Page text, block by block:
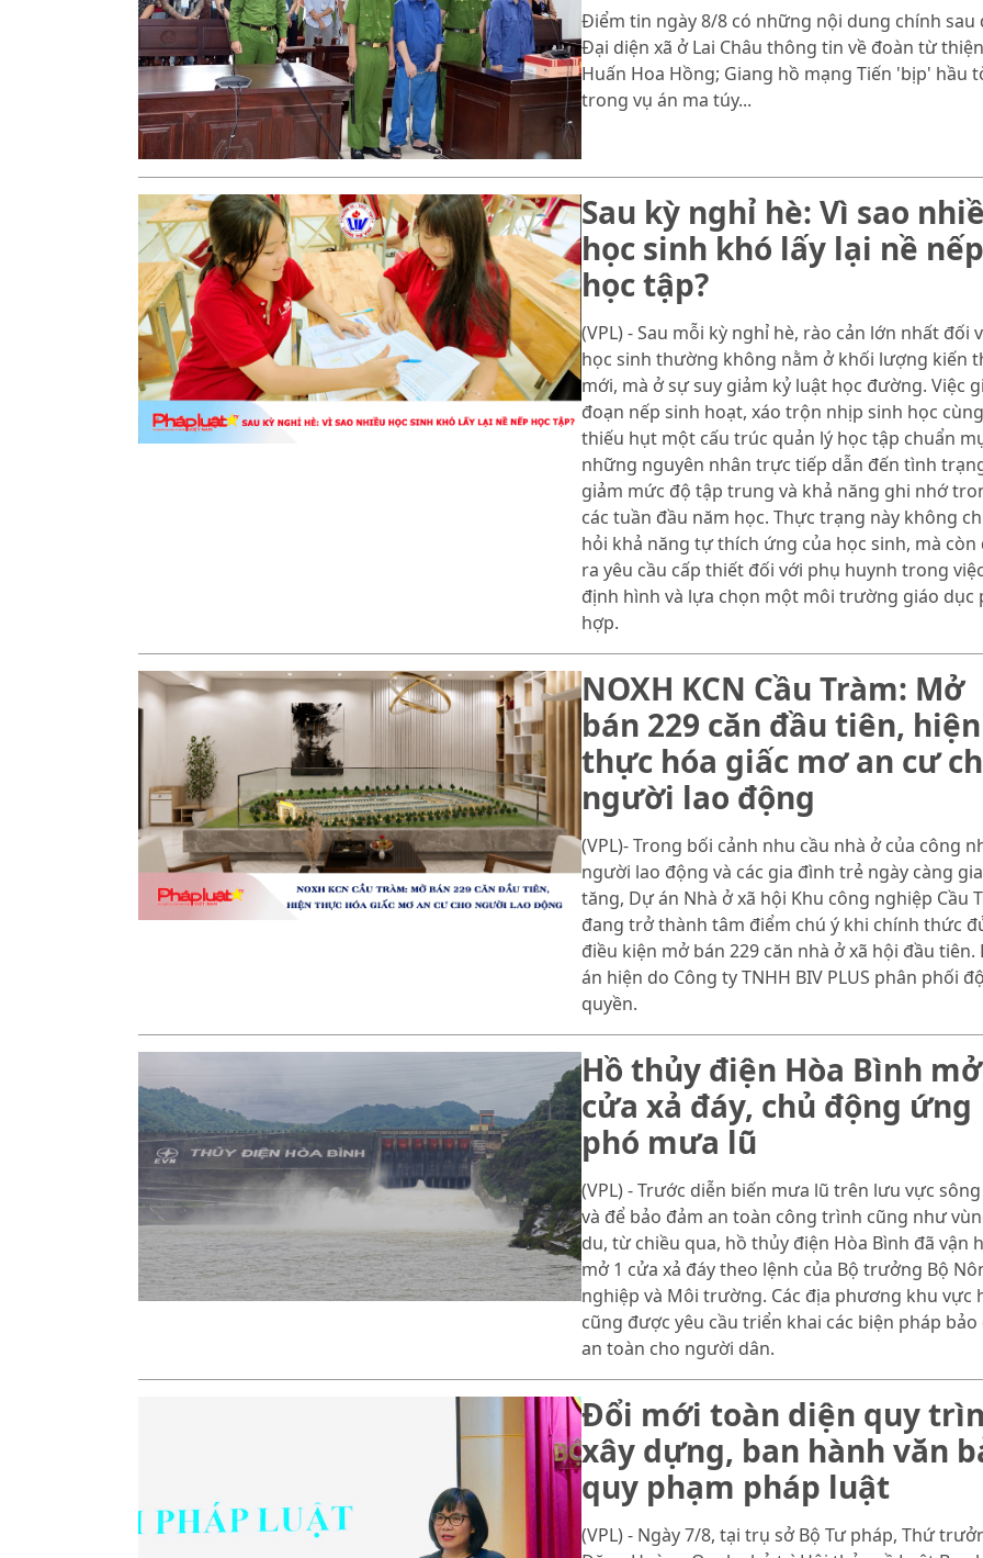
Điểm tin ngày 8/8 có những nội dung chính sau
Đại diện xã ở Lai Châu thông tin về đoàn từ
Huấn Hoa Hồng; Giang hồ mạng Tiến 'bịp' hầu
trong vụ án ma túy...
Sau kỳ nghỉ hè: Vì sao
học sinh khó lấy lại nề nếp
học tập?
(VPL) - Sau mỗi kỳ nghỉ hè, rào cản lớn nhất đối
học sinh thường không nằm ở khối lượng kiến
mới, mà ở sự suy giảm kỷ luật học đường. Việc
đoạn nếp sinh hoạt, xáo trộn nhịp sinh học
thiếu hụt một cấu trúc quản lý học tập chuẩn
những nguyên nhân trực tiếp dẫn đến tình
giảm mức độ tập trung và khả năng ghi nhớ
các tuần đầu năm học. Thực trạng này không
hỏi khả năng tự thích ứng của học sinh, mà còn
ra yêu cầu cấp thiết đối với phụ huynh trong việc
định hình và lựa chọn một môi trường giáo dục
hợp.
NOXH KCN Cầu Tràm: Mở
bán 229 căn đầu tiên, hiện
thực hóa giấc mơ an cư
người lao động
(VPL)- Trong bối cảnh nhu cầu nhà ở của công
người lao động và các gia đình trẻ ngày càng gia
tăng, Dự án Nhà ở xã hội Khu công nghiệp Cầu
đang trở thành tâm điểm chú ý khi chính thức
điều kiện mở bán 229 căn nhà ở xã hội đầu tiên.
án hiện do Công ty TNHH BIV PLUS phân phối
quyền.
Hồ thủy điện Hòa Bình mở
cửa xả đáy, chủ động ứng
phó mưa lũ
(VPL) - Trước diễn biến mưa lũ trên lưu vực
và để bảo đảm an toàn công trình cũng như
du, từ chiều qua, hồ thủy điện Hòa Bình đã vận
mở 1 cửa xả đáy theo lệnh của Bộ trưởng Bộ
nghiệp và Môi trường. Các địa phương khu vực
cũng được yêu cầu triển khai các biện pháp bảo
an toàn cho người dân.
Đổi mới toàn diện quy
xây dựng, ban hành văn
quy phạm pháp luật
(VPL) - Ngày 7/8, tại trụ sở Bộ Tư pháp, Thứ